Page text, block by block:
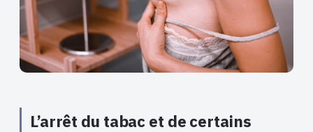
L’arrêt du tabac et de certains